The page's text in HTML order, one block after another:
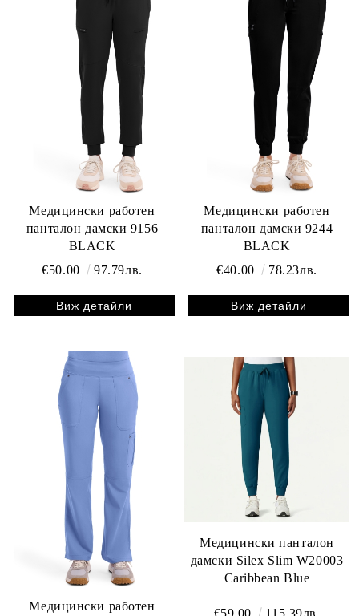
Медицински работен
панталон дамски 9156
BLACK
€50.00
97.79лв.
Виж детайли
Медицински работен
панталон дамски 9244
BLACK
€40.00
78.23лв.
Виж детайли
Медицински работен
Медицински панталон
дамски Silex Slim W20003
Caribbean Blue